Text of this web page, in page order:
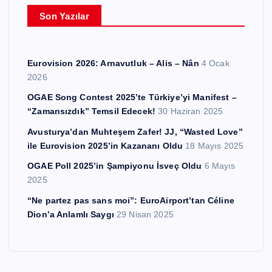
Son Yazılar
Eurovision 2026: Arnavutluk – Alis – Nân 4 Ocak
2026
OGAE Song Contest 2025’te Türkiye’yi Manifest –
“Zamansızdık” Temsil Edecek! 30 Haziran 2025
Avusturya’dan Muhteşem Zafer! JJ, “Wasted Love”
ile Eurovision 2025’in Kazananı Oldu 18 Mayıs 2025
OGAE Poll 2025’in Şampiyonu İsveç Oldu 6 Mayıs
2025
“Ne partez pas sans moi”: EuroAirport’tan Céline
Dion’a Anlamlı Saygı 29 Nisan 2025